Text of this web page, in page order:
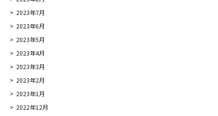
2023年7月
2023年6月
2023年5月
2023年4月
2023年3月
2023年2月
2023年1月
2022年12月